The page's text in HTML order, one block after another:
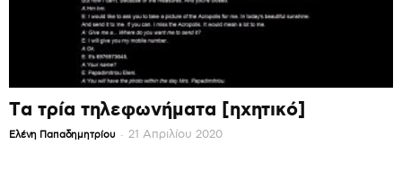
Τα τρία τηλεφωνήματα [ηχητικό]
Ελένη Παπαδημητρίου - 21 Απριλίου 2020